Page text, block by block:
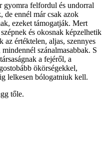
gyomra felfordul és undorral
de ennél már csak azok
ezeket támogatják. Mert
és okosnak képzelhetik
az értéktelen, aljas, szennyes
szánalmasabbak. S
a fejéről, a
ökörségekkel,
lelkesen bólogatniuk kell.
tőle.